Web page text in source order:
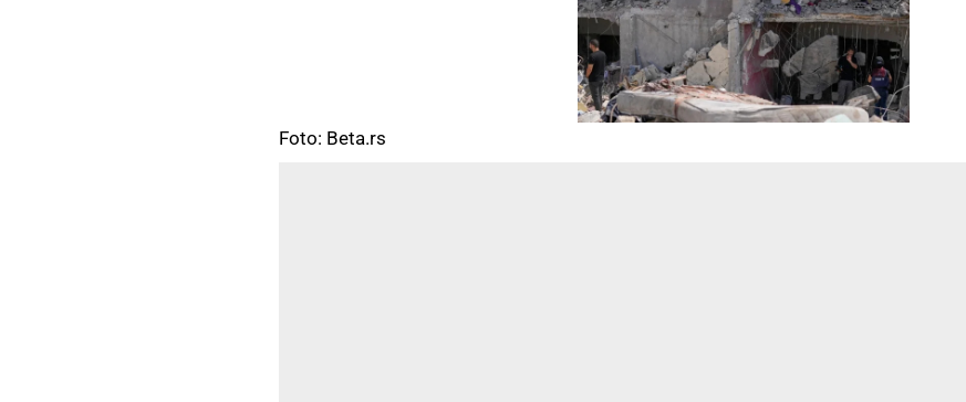
Foto: Beta.rs